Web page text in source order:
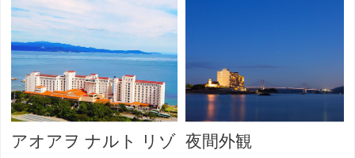
アオアヲ ナルト リゾ 夜間外観